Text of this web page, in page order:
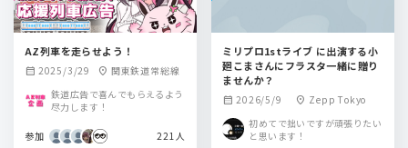
AZ列車を走らせよう！
calendar_month 2025/3/29 location_on 関東鉄道常総線
鉄道広告で喜んでもらえるよう
尽力します！
参加 221人
ミリプロ1stライブ に出演する小
廻こまさんにフラスタ一緒に贈り
ませんか？
calendar_month 2026/5/9 location_on Zepp Tokyo
初めてで拙いですが頑張りたい
と思います！